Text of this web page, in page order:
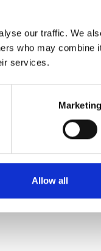
our traffic. We
who may combine
services.
Marketing
Allow all
, ist jedoch ganz
Stil errichtet
erinnert. Diese Art
geholt haben. Die
liegt die